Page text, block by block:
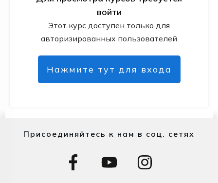
войти
Этот курс доступен только для
авторизированных пользователей
Нажмите тут для входа
Присоединяйтесь к нам в соц. сетях